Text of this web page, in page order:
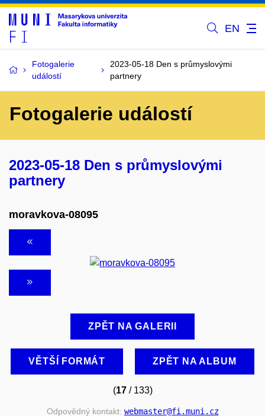
EN
Fotogalerie
událostí
2023-05-18 Den s průmyslovými
partnery
Fotogalerie událostí
2023-05-18 Den s průmyslovými
partnery
moravkova-08095
ZPĚT NA GALERII
VĚTŠÍ FORMÁT ZPĚT NA ALBUM
(17/ 133)
Odpovědný kontakt: webmaster@fi.muni.cz